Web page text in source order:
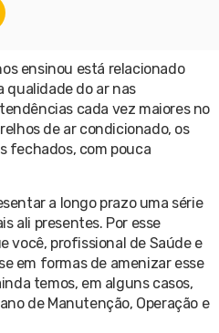
ensinou está relacionado
qualidade do ar nas
cada vez maiores no
de ar condicionado, os
fechados, com pouca
a longo prazo uma série
ali presentes. Por esse
você, profissional de Saúde e
em formas de amenizar esse
temos, em alguns casos,
de Manutenção, Operação e